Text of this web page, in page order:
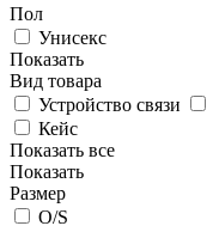
Пол
Унисекс
Показать
Вид товара
Устройство связи
Кейс
Показать все
Показать
Размер
O/S